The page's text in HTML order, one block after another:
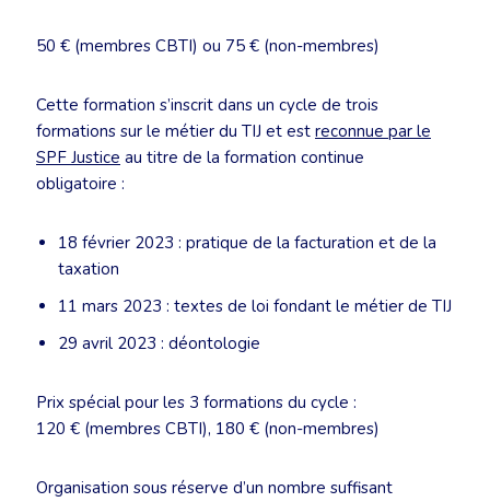
50 € (membres CBTI) ou 75 € (non-membres)
Cette formation s’inscrit dans un cycle de trois
formations sur le métier du TIJ et est reconnue par le
SPF Justice au titre de la formation continue
obligatoire :
18 février 2023 : pratique de la facturation et de la
taxation
11 mars 2023 : textes de loi fondant le métier de TIJ
29 avril 2023 : déontologie
Prix spécial pour les 3 formations du cycle :
120 € (membres CBTI), 180 € (non-membres)
Organisation sous réserve d’un nombre suffisant